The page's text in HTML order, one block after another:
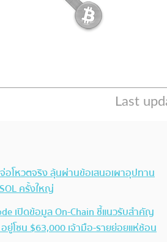
อโหวตจริง ลุ้นผ่านข้อเสนอเผาอุปทาน
ครั้งใหญ่
เปิดข้อมูล On-Chain ชี้แนวรับสำคัญ
ยู่โซน $63,000 เจ้ามือ-รายย่อยแห่ช้อน